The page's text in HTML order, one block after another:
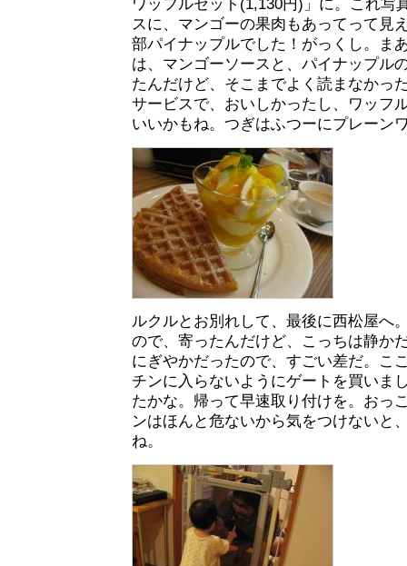
ワッフルセット(1,130円)」に。これ写
スに、マンゴーの果肉もあってって見
部パイナップルでした！がっくし。ま
は、マンゴーソースと、パイナップル
たんだけど、そこまでよく読まなかっ
サービスで、おいしかったし、ワッフ
いいかもね。つぎはふつーにプレーン
ルクルとお別れして、最後に西松屋へ
ので、寄ったんだけど、こっちは静か
にぎやかだったので、すごい差だ。こ
チンに入らないようにゲートを買いま
たかな。帰って早速取り付けを。おっ
ンはほんと危ないから気をつけないと
ね。